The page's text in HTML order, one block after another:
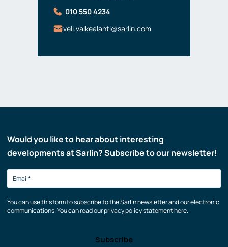
010 550 4234
veli.valkealahti@sarlin.com
Would you like to hear about interesting
developments at Sarlin? Subscribe to our newsletter!
You can use this form to subscribe to the Sarlin newsletter and our electronic
communications. You can read our privacy policy statement here.